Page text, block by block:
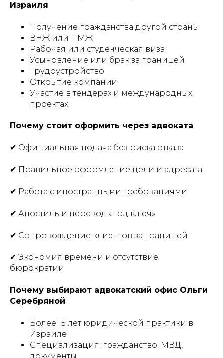
Израиля
Получение гражданства другой страны
ВНЖ или ПМЖ
Рабочая или студенческая виза
Усыновление или брак за границей
Трудоустройство
Открытие компании
Участие в тендерах и международных
проектах
Почему стоит оформить через адвоката
✔ Официальная подача без риска отказа
✔ Правильное оформление цели и адресата
✔ Работа с иностранными требованиями
✔ Апостиль и перевод «под ключ»
✔ Сопровождение клиентов за границей
✔ Экономия времени и отсутствие
бюрократии
Почему выбирают адвокатский офис Ольги
Серебряной
Более 15 лет юридической практики в
Израиле
Специализация: гражданство, МВД,
документы